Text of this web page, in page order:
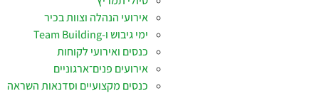
אירועי הנהלה וצוות בכיר
ימי גיבוש ו-Team Building
כנסים ואירועי לקוחות
אירועים פנים־ארגוניים
כנסים מקצועיים וסדנאות השראה